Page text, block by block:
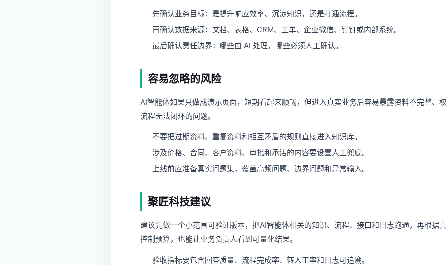
先确认业务目标：是提升响应效率、沉淀知识，还是打通流程。
再确认数据来源：文档、表格、CRM、工单、企业微信、钉钉或内部系统。
最后确认责任边界：哪些由 AI 处理，哪些必须人工确认。
容易忽略的风险
AI智能体如果只做成演示页面，短期看起来顺畅，但进入真实业务后容易暴露资料不完整、
流程无法闭环的问题。
不要把过期资料、重复资料和相互矛盾的规则直接进入知识库。
涉及价格、合同、客户资料、审批和承诺的内容要设置人工兜底。
上线前应准备真实问题集，覆盖高频问题、边界问题和异常输入。
聚匠科技建议
建议先做一个小范围可验证版本，把AI智能体相关的知识、流程、接口和日志跑通，再根据
控制预算，也能让业务负责人看到可量化结果。
验收指标要包含回答质量、流程完成率、转人工率和日志可追溯。